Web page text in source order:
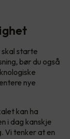
starte
bør du også
nye
kan ha
i dag kanskje
Vi tenker at en